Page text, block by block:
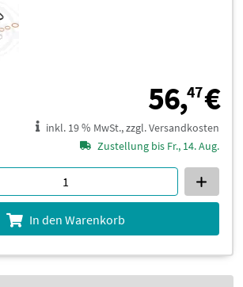
56,47€
inkl. 19 % MwSt., zzgl. Versandkosten
Zustellung bis Fr., 14. Aug.
In den Warenkorb